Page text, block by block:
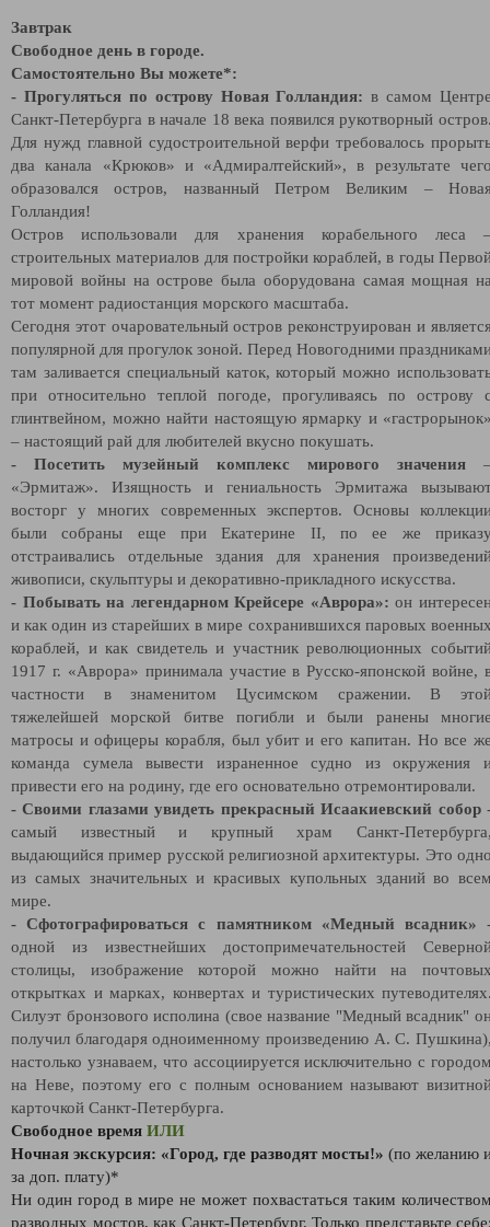
Завтрак
Свободное день в городе.
Самостоятельно Вы можете*:
- Прогуляться по острову Новая Голландия: в самом
Санкт-Петербурга в начале 18 века появился рукотворный
Для нужд главной судостроительной верфи требовалось
два канала «Крюков» и «Адмиралтейский», в результате
образовался остров, названный Петром Великим –
Голландия!
Остров использовали для хранения корабельного леса
строительных материалов для постройки кораблей, в годы
мировой войны на острове была оборудована самая мощная
тот момент радиостанция морского масштаба.
Сегодня этот очаровательный остров реконструирован и
популярной для прогулок зоной. Перед Новогодними
там заливается специальный каток, который можно
при относительно теплой погоде, прогуливаясь по острову
глинтвейном, можно найти настоящую ярмарку и
– настоящий рай для любителей вкусно покушать.
- Посетить музейный комплекс мирового значения
«Эрмитаж». Изящность и гениальность Эрмитажа
восторг у многих современных экспертов. Основы
были собраны еще при Екатерине II, по ее же
отстраивались отдельные здания для хранения
живописи, скульптуры и декоративно-прикладного искусства.
- Побывать на легендарном Крейсере «Аврора»:он
и как один из старейших в мире сохранившихся паровых
кораблей, и как свидетель и участник революционных
1917 г. «Аврора» принимала участие в Русско-японской войне,
частности в знаменитом Цусимском сражении. В
тяжелейшей морской битве погибли и были ранены
матросы и офицеры корабля, был убит и его капитан. Но все
команда сумела вывести израненное судно из окружения
привести его на родину, где его основательно отремонтировали.
- Своими глазами увидеть прекрасный Исаакиевский собор
самый известный и крупный храм Санкт-
выдающийся пример русской религиозной архитектуры. Это
из самых значительных и красивых купольных зданий во
мире.
- Сфотографироваться с памятником «Медный всадник»
одной из известнейших достопримечательностей
столицы, изображение которой можно найти на
открытках и марках, конвертах и туристических
Силуэт бронзового исполина (свое название "Медный всадник"
получил благодаря одноименному произведению А. С.
настолько узнаваем, что ассоциируется исключительно с
на Неве, поэтому его с полным основанием называют
карточкой Санкт-Петербурга.
Свободное время ИЛИ
Ночная экскурсия: «Город, где разводят мосты!» (по желанию
за доп. плату)*
Ни один город в мире не может похвастаться таким
разводных мостов, как Санкт-Петербург. Только представьте